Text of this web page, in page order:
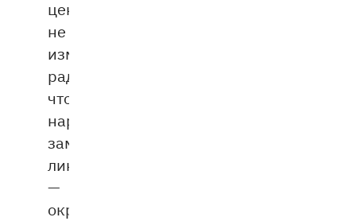
центра,
не
изменяя
радиуса,
чтобы
нарисовать
замкнутую
линию
—
окружность.